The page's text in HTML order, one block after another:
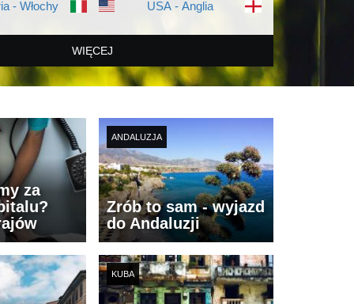
- Włochy
USA - Anglia
WIĘCEJ
za
ANDALUZJA
Zrób to sam - wyjazd
do Andaluzji
KUBA